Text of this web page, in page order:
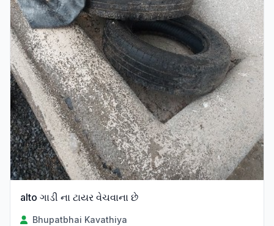
alto ગાડી ના ટાયર વેચવાના છે
Bhupatbhai Kavathiya